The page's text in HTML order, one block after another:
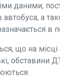
даними,
автобуса, а
в
що на
обставини